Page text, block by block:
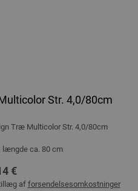
Str. 4,0/80cm
Træ Multicolor Str. 4,0/80cm
længde ca. 80 cm
€
af forsendelsesomkostninger